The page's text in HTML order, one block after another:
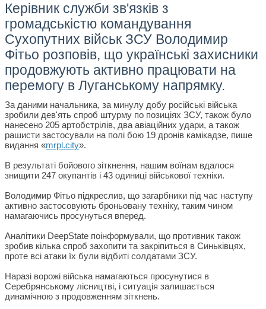
Керівник служби зв'язків з
громадськістю командування
Сухопутних військ ЗСУ Володимир
Фітьо розповів, що українські захисники
продовжують активно працювати на
перемогу в Луганському напрямку.
За даними начальника, за минулу добу російські війська
зробили дев'ять спроб штурму по позиціях ЗСУ, також було
нанесено 205 артобстрілів, два авіаційних удари, а також
рашисти застосували на полі бою 19 дронів камікадзе, пише
видання «mrpl.city».
В результаті бойового зіткнення, нашим воїнам вдалося
знищити 247 окупантів і 43 одиниці військової техніки.
Володимир Фітьо підкреслив, що загарбники під час наступу
активно застосовують броньовану техніку, таким чином
намагаючись просунуться вперед.
Аналітики DeepState поінформували, що противник також
зробив кілька спроб захопити та закріпиться в Синьківцях,
проте всі атаки їх були відбиті солдатами ЗСУ.
Наразі ворожі війська намагаються просунутися в
Серебрянському лісництві, і ситуація залишається
динамічною з продовженням зіткнень.